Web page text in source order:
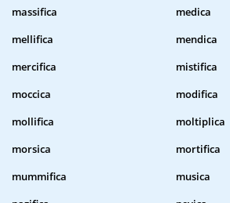
massifica
medica
mellifica
mendica
mercifica
mistifica
moccica
modifica
mollifica
moltiplica
morsica
mortifica
mummifica
musica